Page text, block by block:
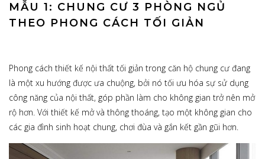
MẪU 1: CHUNG CƯ 3 PHÒNG NGỦ
THEO PHONG CÁCH TỐI GIẢN
Phong cách thiết kế nội thất tối giản trong căn hộ chung cư đang
là một xu hướng được ưa chuộng, bởi nó tối ưu hóa sự sử dụng
công năng của nội thất, góp phần làm cho không gian trở nên mở
rộ hơn. Với thiết kế mở và thông thoáng, tạo một không gian cho
các gia đình sinh hoạt chung, chơi đùa và gắn kết gần gũi hơn.